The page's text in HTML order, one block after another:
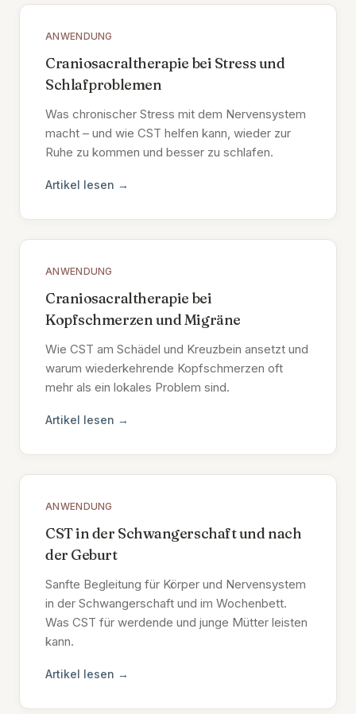
ANWENDUNG
Craniosacraltherapie bei Stress und
Schlafproblemen
Was chronischer Stress mit dem Nervensystem
macht – und wie CST helfen kann, wieder zur
Ruhe zu kommen und besser zu schlafen.
Artikel lesen →
ANWENDUNG
Craniosacraltherapie bei
Kopfschmerzen und Migräne
Wie CST am Schädel und Kreuzbein ansetzt und
warum wiederkehrende Kopfschmerzen oft
mehr als ein lokales Problem sind.
Artikel lesen →
ANWENDUNG
CST in der Schwangerschaft und nach
der Geburt
Sanfte Begleitung für Körper und Nervensystem
in der Schwangerschaft und im Wochenbett.
Was CST für werdende und junge Mütter leisten
kann.
Artikel lesen →